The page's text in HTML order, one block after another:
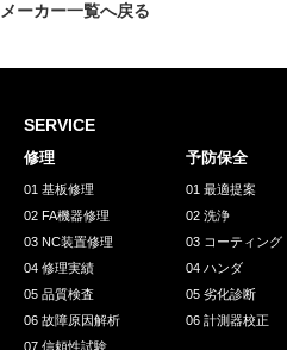
メーカー一覧へ戻る
SERVICE
修理
01 基板修理
02 FA機器修理
03 NC装置修理
04 修理実績
05 品質検査
06 故障原因解析
07 信頼性試験
予防保全
01 最適提案
02 洗浄
03 コーティング
04 ハンダ
05 劣化診断
06 計測器校正